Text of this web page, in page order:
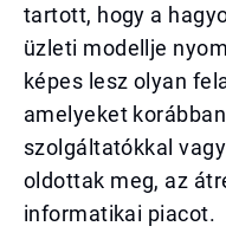
tartott, hogy a
üzleti modellje
képes lesz olyan
amelyeket
szolgáltatókkal
oldottak meg, az
informatikai piacot.